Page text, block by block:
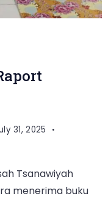
31, 2025
Tsanawiyah
menerima buku